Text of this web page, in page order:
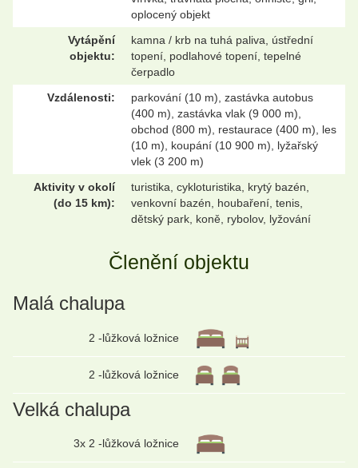
oplocený objekt
Vytápění
objektu:
kamna / krb na tuhá paliva, ústřední
topení, podlahové topení, tepelné
čerpadlo
Vzdálenosti:
parkování (10 m), zastávka autobus
(400 m), zastávka vlak (9 000 m),
obchod (800 m), restaurace (400 m), les
(10 m), koupání (10 900 m), lyžařský
vlek (3 200 m)
Aktivity v okolí
(do 15 km):
turistika, cykloturistika, krytý bazén,
venkovní bazén, houbaření, tenis,
dětský park, koně, rybolov, lyžování
Členění objektu
Malá chalupa
2 -lůžková ložnice
2 -lůžková ložnice
Velká chalupa
3x 2 -lůžková ložnice